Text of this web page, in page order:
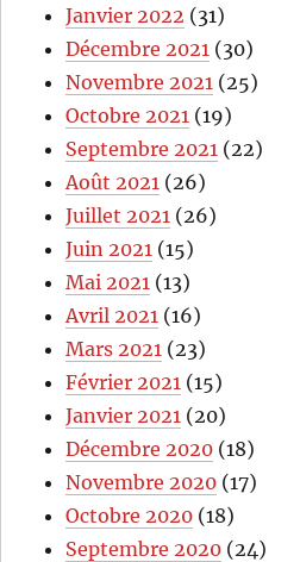
Janvier 2022 (31)
Décembre 2021 (30)
Novembre 2021 (25)
Octobre 2021 (19)
Septembre 2021 (22)
Août 2021 (26)
Juillet 2021 (26)
Juin 2021 (15)
Mai 2021 (13)
Avril 2021 (16)
Mars 2021 (23)
Février 2021 (15)
Janvier 2021 (20)
Décembre 2020 (18)
Novembre 2020 (17)
Octobre 2020 (18)
Septembre 2020 (24)